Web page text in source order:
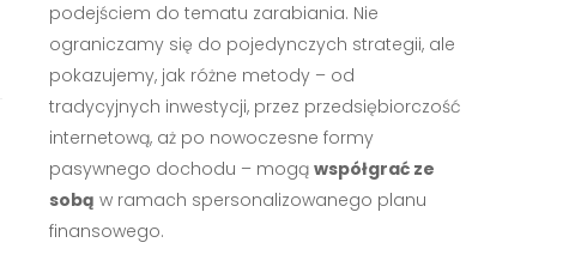
podejściem do tematu zarabiania. Nie
ograniczamy się do pojedynczych strategii, ale
pokazujemy, jak różne metody – od
tradycyjnych inwestycji, przez przedsiębiorczość
internetową, aż po nowoczesne formy
pasywnego dochodu – mogą współgrać ze
sobą w ramach spersonalizowanego planu
finansowego.